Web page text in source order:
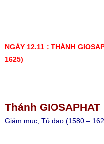
NGÀY 12.11 : THÁNH
1625)
Thánh GIOSAPHAT
Giám mục, Tử đạo (1580 –